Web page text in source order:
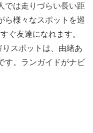
では走りづらい長い距
ら様々なスポットを巡
ぐ友達になれます。
スポットは、由緒あ
す。ランガイドがナビ